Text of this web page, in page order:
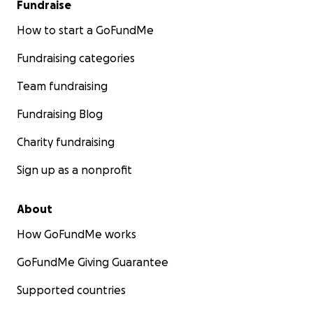
Fundraise
How to start a GoFundMe
Fundraising categories
Team fundraising
Fundraising Blog
Charity fundraising
Sign up as a nonprofit
About
How GoFundMe works
GoFundMe Giving Guarantee
Supported countries